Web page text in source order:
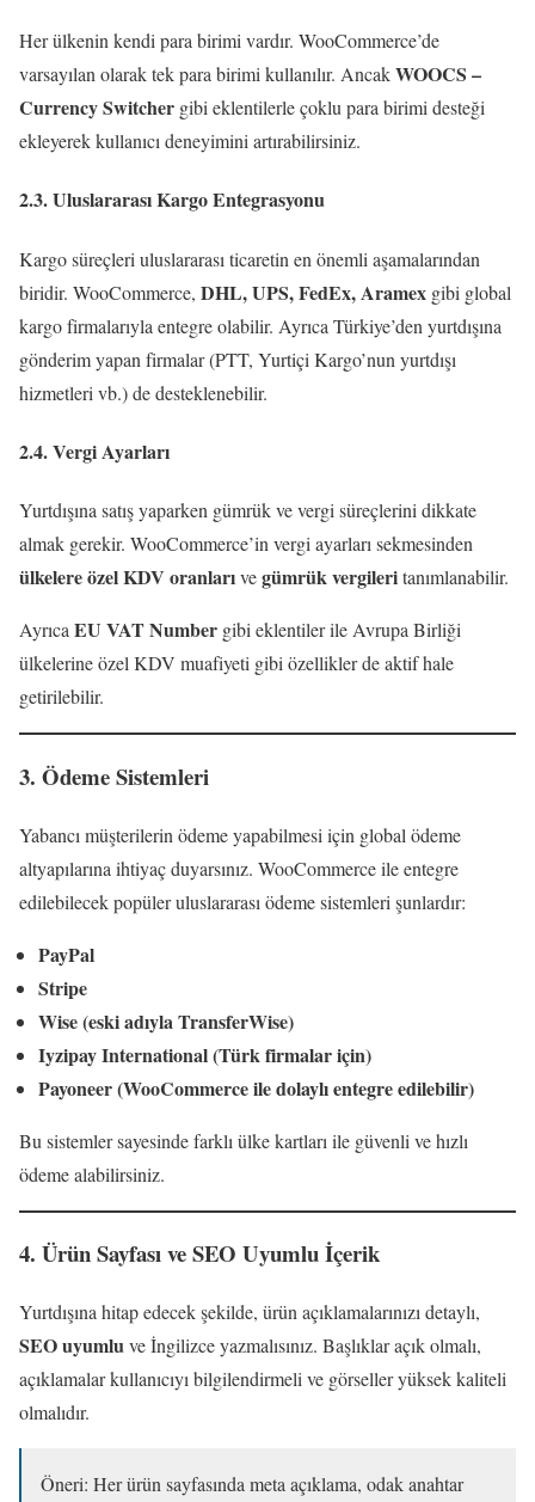
Her ülkenin kendi para birimi vardır. WooCommerce’de
varsayılan olarak tek para birimi kullanılır. AncakWOOCS –
Currency Switcher gibi eklentilerle çoklu para birimi desteği
ekleyerek kullanıcı deneyimini artırabilirsiniz.
2.3. Uluslararası Kargo Entegrasyonu
Kargo süreçleri uluslararası ticaretin en önemli aşamalarından
biridir. WooCommerce, DHL, UPS, FedEx, Aramex gibi global
kargo firmalarıyla entegre olabilir. Ayrıca Türkiye’den yurtdışına
gönderim yapan firmalar (PTT, Yurtiçi Kargo’nun yurtdışı
hizmetleri vb.) de desteklenebilir.
2.4. Vergi Ayarları
Yurtdışına satış yaparken gümrük ve vergi süreçlerini dikkate
almak gerekir. WooCommerce’in vergi ayarları sekmesinden
ülkelere özel KDV oranlarıvegümrük vergileritanımlanabilir.
Ayrıca EU VAT Number gibi eklentiler ile Avrupa Birliği
ülkelerine özel KDV muafiyeti gibi özellikler de aktif hale
getirilebilir.
3. Ödeme Sistemleri
Yabancı müşterilerin ödeme yapabilmesi için global ödeme
altyapılarına ihtiyaç duyarsınız. WooCommerce ile entegre
edilebilecek popüler uluslararası ödeme sistemleri şunlardır:
PayPal
Stripe
Wise (eski adıyla TransferWise)
Iyzipay International (Türk firmalar için)
Payoneer (WooCommerce ile dolaylı entegre edilebilir)
Bu sistemler sayesinde farklı ülke kartları ile güvenli ve hızlı
ödeme alabilirsiniz.
4. Ürün Sayfası ve SEO Uyumlu İçerik
Yurtdışına hitap edecek şekilde, ürün açıklamalarınızı detaylı,
SEO uyumluve İngilizce yazmalısınız. Başlıklar açık olmalı,
açıklamalar kullanıcıyı bilgilendirmeli ve görseller yüksek kaliteli
olmalıdır.
Öneri: Her ürün sayfasında meta açıklama, odak anahtar